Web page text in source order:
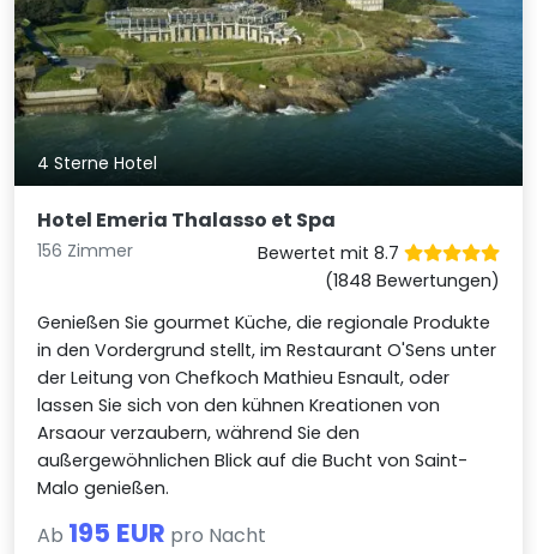
4 Sterne Hotel
Hotel Emeria Thalasso et Spa
156 Zimmer
Bewertet mit 8.7
(1848 Bewertungen)
Genießen Sie gourmet Küche, die regionale Produkte
in den Vordergrund stellt, im Restaurant O'Sens unter
der Leitung von Chefkoch Mathieu Esnault, oder
lassen Sie sich von den kühnen Kreationen von
Arsaour verzaubern, während Sie den
außergewöhnlichen Blick auf die Bucht von Saint-
Malo genießen.
Ab 195 EUR pro Nacht